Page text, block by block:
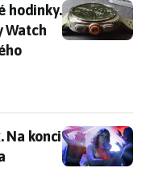
hodinky. Nová
hodinky.
Watch
Na konci srpna se
Na konci